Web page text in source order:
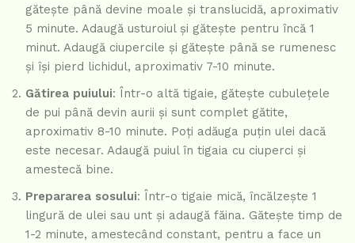
gătește până devine moale și translucidă, aproximativ
5 minute. Adaugă usturoiul și gătește pentru încă 1
minut. Adaugă ciupercile și gătește până se rumenesc
și își pierd lichidul, aproximativ 7-10 minute.
Gătirea puiului: Într-o altă tigaie, gătește cubulețele
de pui până devin aurii și sunt complet gătite,
aproximativ 8-10 minute. Poți adăuga puțin ulei dacă
este necesar. Adaugă puiul în tigaia cu ciuperci și
amestecă bine.
Prepararea sosului: Într-o tigaie mică, încălzește 1
lingură de ulei sau unt și adaugă făina. Gătește timp de
1-2 minute, amestecând constant, pentru a face un